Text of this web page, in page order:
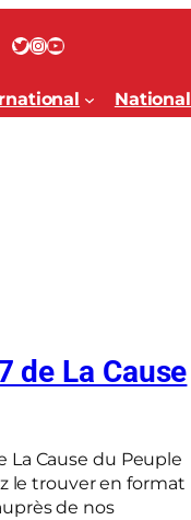
Twitter InstagramYouTube
National
de La Cause
La Cause du Peuple
le trouver en format
de nos